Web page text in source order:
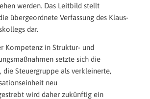
werden. Das Leitbild stellt
übergeordnete Verfassung des Klaus-
dar.
Kompetenz in Struktur- und
setzte sich die
die Steuergruppe als verkleinerte,
neu
wird daher zukünftig ein